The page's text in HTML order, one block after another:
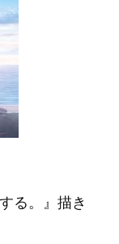
る。』描き